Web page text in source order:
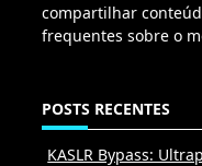
compartilhar
frequentes sobre o
POSTS RECENTES
KASLR Bypass: